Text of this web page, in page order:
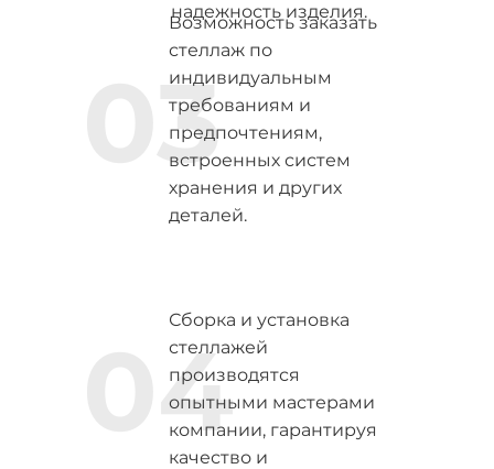
надежность изделия.
Возможность заказать
стеллаж по
индивидуальным
требованиям и
предпочтениям,
встроенных систем
хранения и других
деталей.
Сборка и установка
стеллажей
производятся
опытными мастерами
компании, гарантируя
качество и
03
04